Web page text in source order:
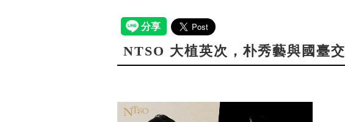
NTSO 大植英次，朴秀藝與國臺交